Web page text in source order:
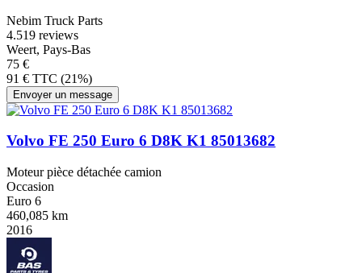
Nebim Truck Parts
4.519 reviews
Weert, Pays-Bas
75 €
91 € TTC (21%)
Envoyer un message
Volvo FE 250 Euro 6 D8K K1 85013682
Moteur pièce détachée camion
Occasion
Euro 6
460,085 km
2016